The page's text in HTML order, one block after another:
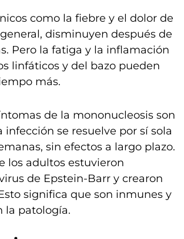
como la fiebre y el dolor de
disminuyen después de
Pero la fatiga y la inflamación
linfáticos y del bazo pueden
más.
de la mononucleosis son
infección se resuelve por sí sola
sin efectos a largo plazo.
los adultos estuvieron
de Epstein-Barr y crearon
significa que son inmunes y
la patología.